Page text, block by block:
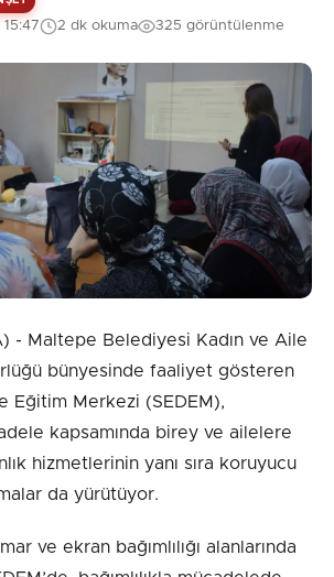
2 dk okuma 325 görüntülenme
- Maltepe Belediyesi Kadın ve Aile
bünyesinde faaliyet gösteren
Eğitim Merkezi (SEDEM),
kapsamında birey ve ailelere
hizmetlerinin yanı sıra koruyucu
da yürütüyor.
ve ekran bağımlılığı alanlarında